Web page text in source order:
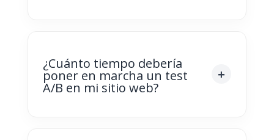
¿Cuánto tiempo debería
poner en marcha un test
A/B en mi sitio web?